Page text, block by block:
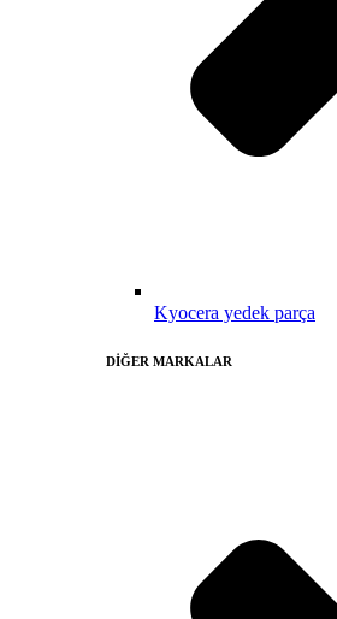
Kyocera yedek parça
DİĞER MARKALAR